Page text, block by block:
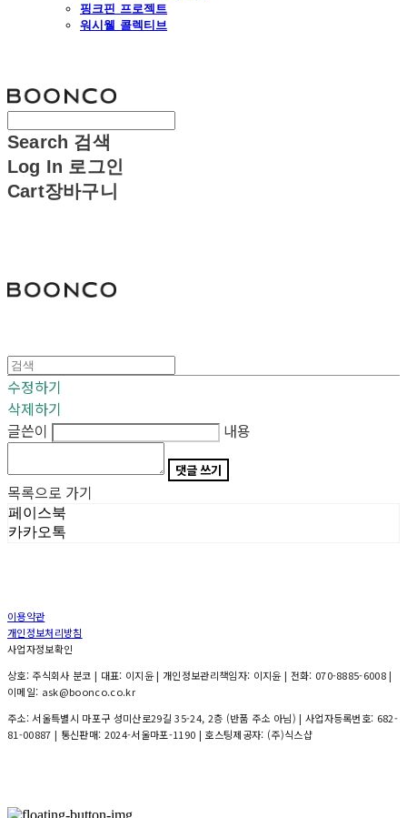
핑크핀 프로젝트
워시웰 콜렉티브
Search 검색
Log In 로그인
Cart장바구니
수정하기
삭제하기
글쓴이
내용
댓글 쓰기
목록으로 가기
페이스북
카카오톡
이용약관
개인정보처리방침
사업자정보확인
상호: 주식회사 분코 | 대표: 이지윤 | 개인정보관리책임자: 이지윤 | 전화: 070-8885-6008 |
이메일: ask@boonco.co.kr
주소: 서울특별시 마포구 성미산로29길 35-24, 2층 (반품 주소 아님) | 사업자등록번호: 682-
81-00887 | 통신판매: 2024-서울마포-1190 | 호스팅제공자: (주)식스샵